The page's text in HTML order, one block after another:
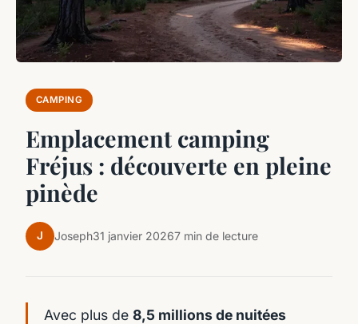
CAMPING
Emplacement camping
Fréjus : découverte en pleine
pinède
J Joseph31 janvier 20267 min de lecture
Avec plus de 8,5 millions de nuitées